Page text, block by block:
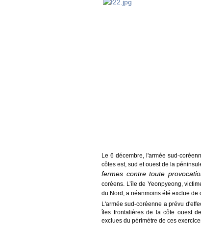
Le 6 décembre, l'armée sud-
côtes est, sud et ouest de la
fermes contre toute
coréens. L’île de Yeonpyeong,
du Nord, a néanmoins été exclue de
L'armée sud-coréenne a prévu
îles frontalières de la côte ouest
exclues du périmètre de ces